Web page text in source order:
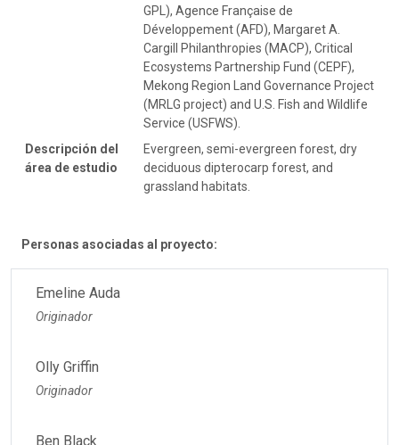
GPL), Agence Française de
Développement (AFD), Margaret A.
Cargill Philanthropies (MACP), Critical
Ecosystems Partnership Fund (CEPF),
Mekong Region Land Governance Project
(MRLG project) and U.S. Fish and Wildlife
Service (USFWS).
Descripción del
área de estudio
Evergreen, semi-evergreen forest, dry
deciduous dipterocarp forest, and
grassland habitats.
Personas asociadas al proyecto:
Emeline Auda
Originador
Olly Griffin
Originador
Ben Black